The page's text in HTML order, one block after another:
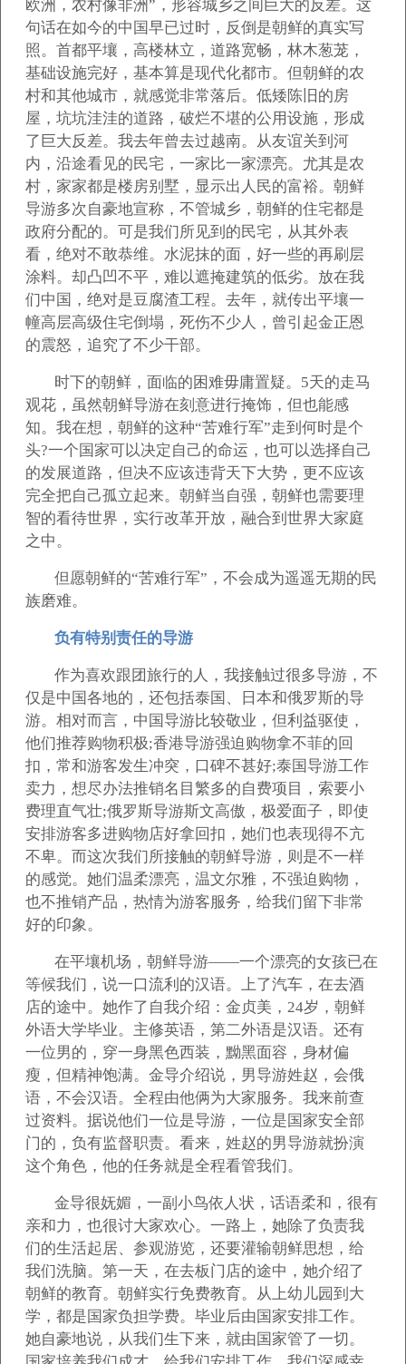
欧洲，农村像非洲”，形容城乡之间巨大的反差。这
句话在如今的中国早已过时，反倒是朝鲜的真实写
照。首都平壤，高楼林立，道路宽畅，林木葱茏，
基础设施完好，基本算是现代化都市。但朝鲜的农
村和其他城市，就感觉非常落后。低矮陈旧的房
屋，坑坑洼洼的道路，破烂不堪的公用设施，形成
了巨大反差。我去年曾去过越南。从友谊关到河
内，沿途看见的民宅，一家比一家漂亮。尤其是农
村，家家都是楼房别墅，显示出人民的富裕。朝鲜
导游多次自豪地宣称，不管城乡，朝鲜的住宅都是
政府分配的。可是我们所见到的民宅，从其外表
看，绝对不敢恭维。水泥抹的面，好一些的再刷层
涂料。却凸凹不平，难以遮掩建筑的低劣。放在我
们中国，绝对是豆腐渣工程。去年，就传出平壤一
幢高层高级住宅倒塌，死伤不少人，曾引起金正恩
的震怒，追究了不少干部。
时下的朝鲜，面临的困难毋庸置疑。5天的走马
观花，虽然朝鲜导游在刻意进行掩饰，但也能感
知。我在想，朝鲜的这种“苦难行军”走到何时是个
头?一个国家可以决定自己的命运，也可以选择自己
的发展道路，但决不应该违背天下大势，更不应该
完全把自己孤立起来。朝鲜当自强，朝鲜也需要理
智的看待世界，实行改革开放，融合到世界大家庭
之中。
但愿朝鲜的“苦难行军”，不会成为遥遥无期的民
族磨难。
负有特别责任的导游
作为喜欢跟团旅行的人，我接触过很多导游，不
仅是中国各地的，还包括泰国、日本和俄罗斯的导
游。相对而言，中国导游比较敬业，但利益驱使，
他们推荐购物积极;香港导游强迫购物拿不菲的回
扣，常和游客发生冲突，口碑不甚好;泰国导游工作
卖力，想尽办法推销名目繁多的自费项目，索要小
费理直气壮;俄罗斯导游斯文高傲，极爱面子，即使
安排游客多进购物店好拿回扣，她们也表现得不亢
不卑。而这次我们所接触的朝鲜导游，则是不一样
的感觉。她们温柔漂亮，温文尔雅，不强迫购物，
也不推销产品，热情为游客服务，给我们留下非常
好的印象。
在平壤机场，朝鲜导游——一个漂亮的女孩已在
等候我们，说一口流利的汉语。上了汽车，在去酒
店的途中。她作了自我介绍：金贞美，24岁，朝鲜
外语大学毕业。主修英语，第二外语是汉语。还有
一位男的，穿一身黑色西装，黝黑面容，身材偏
瘦，但精神饱满。金导介绍说，男导游姓赵，会俄
语，不会汉语。全程由他俩为大家服务。我来前查
过资料。据说他们一位是导游，一位是国家安全部
门的，负有监督职责。看来，姓赵的男导游就扮演
这个角色，他的任务就是全程看管我们。
金导很妩媚，一副小鸟依人状，话语柔和，很有
亲和力，也很讨大家欢心。一路上，她除了负责我
们的生活起居、参观游览，还要灌输朝鲜思想，给
我们洗脑。第一天，在去板门店的途中，她介绍了
朝鲜的教育。朝鲜实行免费教育。从上幼儿园到大
学，都是国家负担学费。毕业后由国家安排工作。
她自豪地说，从我们生下来，就由国家管了一切。